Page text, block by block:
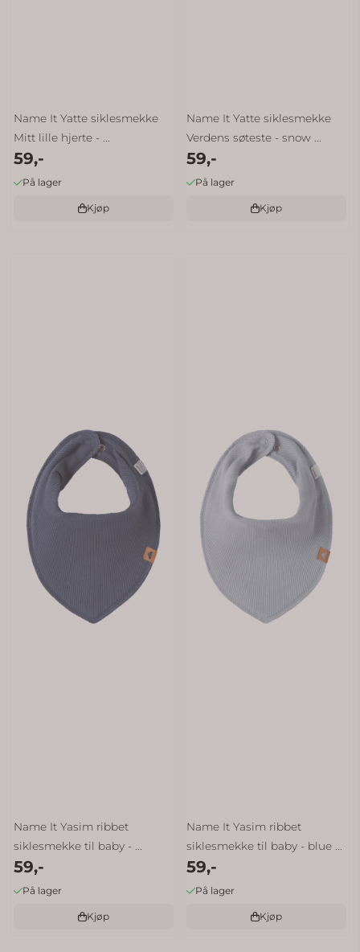
Name It Yatte siklesmekke
Mitt lille hjerte - ...
59,-
På lager
Kjøp
Name It Yatte siklesmekke
Verdens søteste - snow ...
59,-
På lager
Kjøp
Name It Yasim ribbet
siklesmekke til baby - ...
59,-
På lager
Kjøp
Name It Yasim ribbet
siklesmekke til baby - blue ...
59,-
På lager
Kjøp